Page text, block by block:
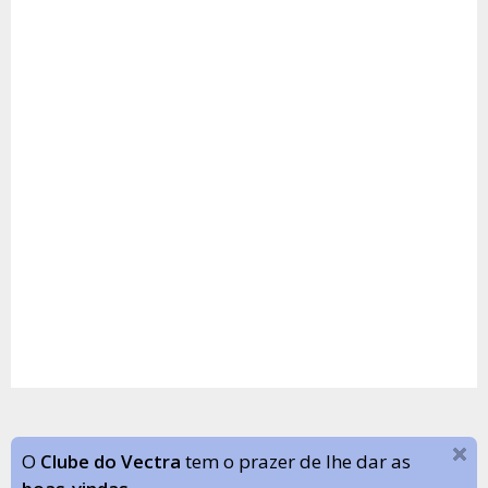
O Clube do Vectra tem o prazer de lhe dar as